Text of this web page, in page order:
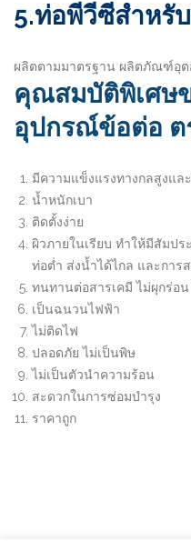
5.ท่อพีวีซีสำหรั
ผลิตตามมาตรฐาน ผลิตภัณฑ์อุต
คุณสมบัติพิเศษ
อุปกรณ์ข้อต่อ ต
มีความแข็งแรงทางกลสูงแ
น้ำหนักเบา
ติดตั้งง่าย
ผิวภายในเรียบ ทำให้มีสัมป
ท่อต่ำ ส่งน้ำได้ไกล และการ
ทนทานต่อสารเคมี ไม่ผุกร่อ
เป็นฉนวนไฟฟ้า
ไม่ติดไฟ
ปลอดภัย ไม่เป็นพิษ
ไม่เป็นตัวนำความร้อน
สะดวกในการซ่อมบำรุง
ราคาถูก